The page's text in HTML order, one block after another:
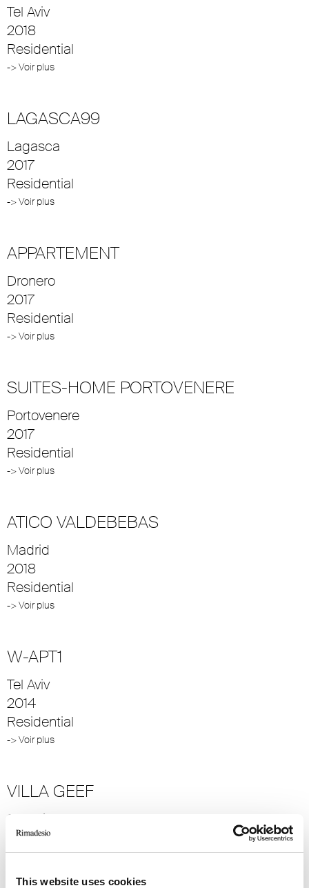
This website uses cookies
Tel Aviv
2018
Residential
-> Voir plus
LAGASCA99
Lagasca
2017
Residential
-> Voir plus
APPARTEMENT
Dronero
2017
Residential
-> Voir plus
SUITES-HOME PORTOVENERE
Portovenere
2017
Residential
-> Voir plus
ATICO VALDEBEBAS
Madrid
2018
Residential
-> Voir plus
W-APT1
Tel Aviv
2014
Residential
-> Voir plus
VILLA GEEF
Sondrio
2017
Residential